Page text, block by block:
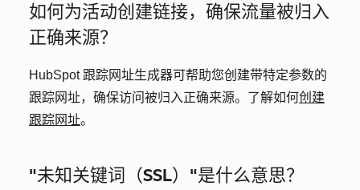
如何为活动创建链接，确保流量被归入
正确来源？
HubSpot 跟踪网址生成器可帮助您创建带特定参数的
跟踪网址，确保访问被归入正确来源。了解如何创建
跟踪网址。
"未知关键词（SSL）"是什么意思？